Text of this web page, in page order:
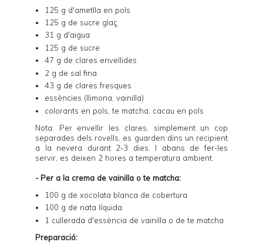
125 g d'ametlla en pols
125 g de sucre glaç
31 g d'aigua
125 g de sucre
47 g de clares envellides
2 g de sal fina
43 g de clares fresques
essències (llimona, vainilla)
colorants en pols, te matcha, cacau en pols
Nota: Per envellir les clares, simplement un cop
separades dels rovells, es guarden dins un recipient
a la nevera durant 2-3 dies. I abans de fer-les
servir, es deixen 2 hores a temperatura ambient.
- Per a la crema de vainilla o te matcha:
100 g de xocolata blanca de cobertura
100 g de nata líquida
1 cullerada d'essència de vainilla o de te matcha
Preparació: